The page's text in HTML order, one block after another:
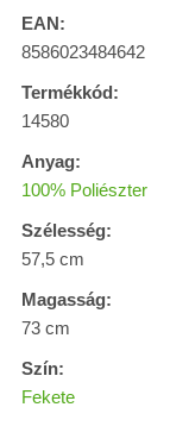
EAN:
8586023484642
Termékkód:
14580
Anyag:
100% Poliészter
Szélesség:
57,5 cm
Magasság:
73 cm
Szín:
Fekete